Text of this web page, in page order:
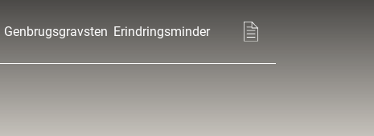
Genbrugsgravsten Erindringsminder